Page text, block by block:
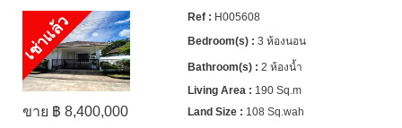
เช่าแล้ว
ขาย ฿ 8,400,000
H005608
3 ห้องนอน
2 ห้องน้ำ
190 Sq.m
108 Sq.wah